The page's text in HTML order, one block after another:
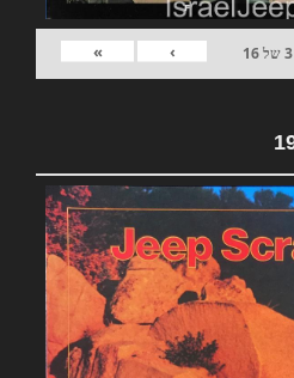
3של16
›
»